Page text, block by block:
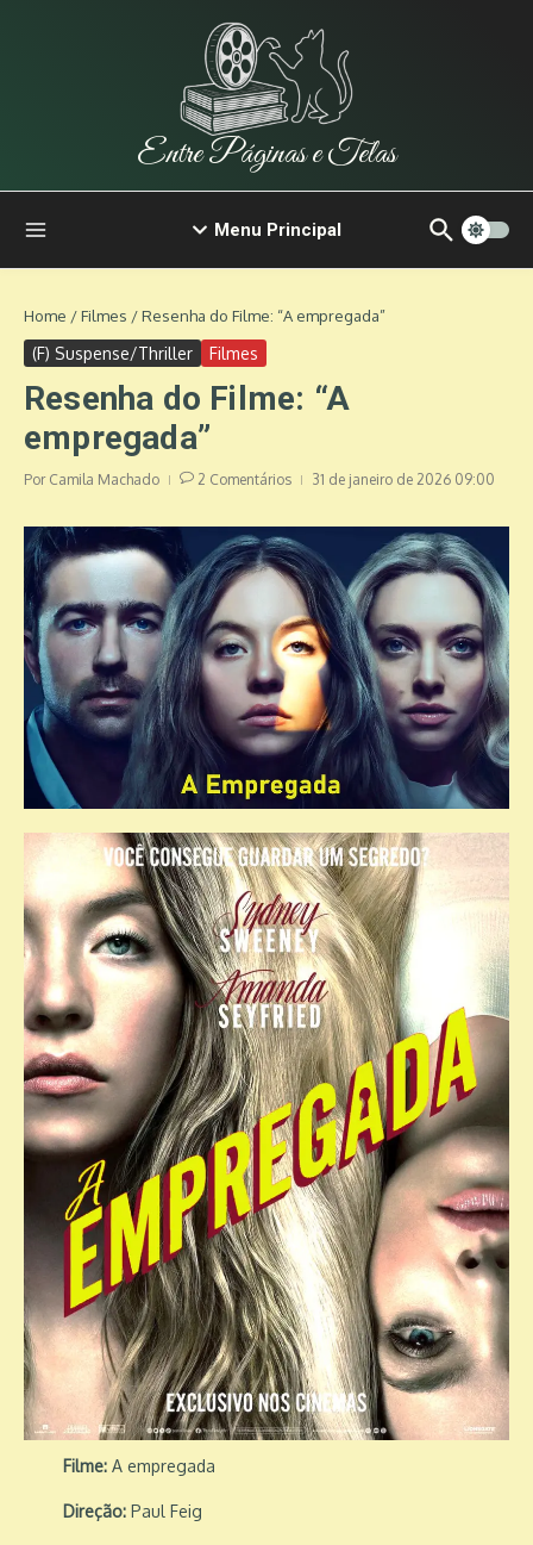
Entre Páginas e Telas
Menu Principal
Home /Filmes /Resenha do Filme: “A empregada”
(F) Suspense/Thriller Filmes
Resenha do Filme: “A
empregada”
Por Camila Machado 2 Comentários 31 de janeiro de 2026 09:00
Filme:A empregada
Direção:Paul Feig